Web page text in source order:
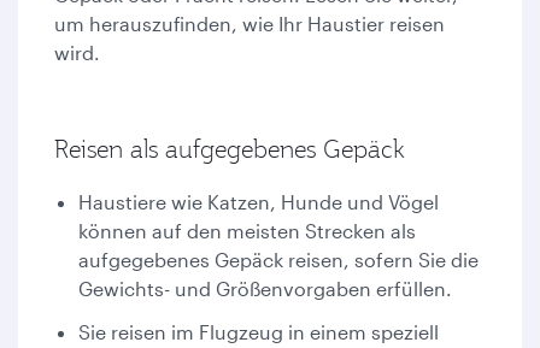
um herauszufinden, wie Ihr Haustier reisen
wird.
Reisen als aufgegebenes Gepäck
Haustiere wie Katzen, Hunde und Vögel
können auf den meisten Strecken als
aufgegebenes Gepäck reisen, sofern Sie die
Gewichts- und Größenvorgaben erfüllen.
Sie reisen im Flugzeug in einem speziell